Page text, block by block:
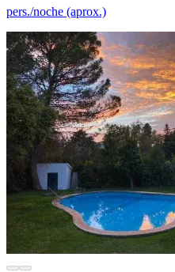
pers./noche (aprox.)